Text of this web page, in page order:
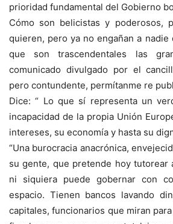
prioridad fundamental del Gobierno
Cómo son belicistas y poderosos,
quieren, pero ya no engañan a nadie
que son trascendentales las
comunicado divulgado por el
pero contundente, permítanme re
Dice: “ Lo que sí representa un
incapacidad de la propia Unión
intereses, su economía y hasta su
“Una burocracia anacrónica,
su gente, que pretende hoy tutorear
ni siquiera puede gobernar con
espacio. Tienen bancos lavando
capitales, funcionarios que miran